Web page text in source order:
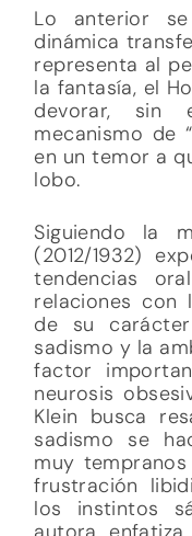
Lo anterior
dinámica
representa al
la fantasía, el
devorar, sin
mecanismo de
en un temor a
lobo.
Siguiendo la
(2012/1932)
tendencias
relaciones
de su
sadismo y la
factor
neurosis
Klein busca
sadismo se
muy
frustración
los instintos